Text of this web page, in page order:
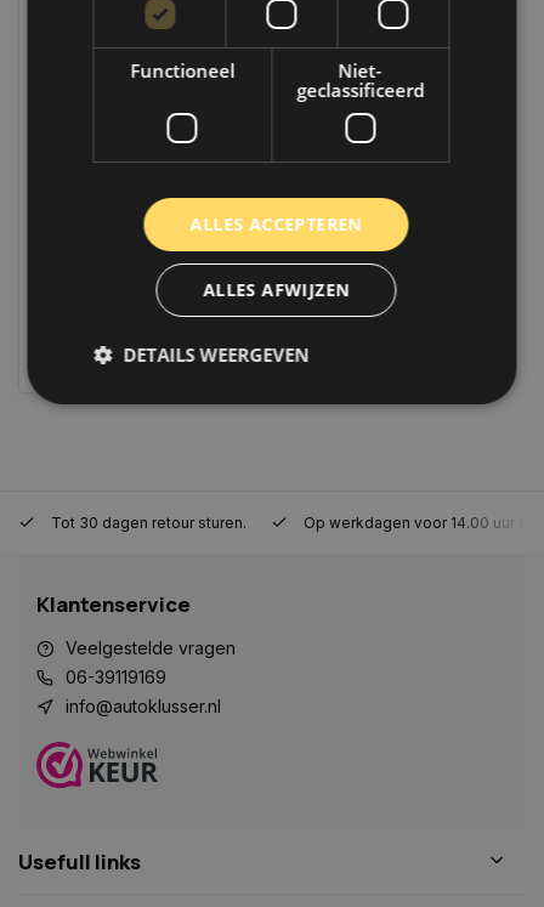
Colormatic COLORMATIC
SILICONENVERWIJDERAAR
Op voorraad verzending binnen 1 a 2
werkdagen. Boven de 50,- gratis
verzending. (NL & BE)
Vergelijk
Tot 30 dagen retour sturen. Op werkdagen voor 14.00 uur
Klantenservice
Veelgestelde vragen
06-39119169
info@autoklusser.nl
Usefull links
Functioneel
Niet-
geclassificeerd
ALLES ACCEPTEREN
ALLES AFWIJZEN
DETAILS WEERGEVEN
Strikt noodzakelijke cookies maken de
strikt noodzakelijke cookies.
Naam
COOKIELAW_STATS
53